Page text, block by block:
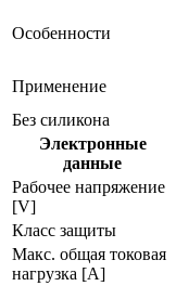
Особенности
Применение
Без силикона
Электронные
данные
Рабочее напряжение
[V]
Класс защиты
Макс. общая токовая
нагрузка [A]